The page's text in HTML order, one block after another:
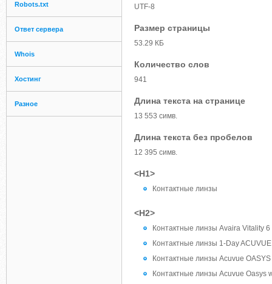
Robots.txt
Ответ сервера
Whois
Хостинг
Разное
UTF-8
Размер страницы
53.29 КБ
Количество слов
941
Длина текста на странице
13 553 симв.
Длина текста без пробелов
12 395 симв.
<H1>
Контактные линзы
<H2>
Контактные линзы Avaira Vitality
Контактные линзы 1-Day
Контактные линзы Acuvue
Контактные линзы Acuvue Oasys